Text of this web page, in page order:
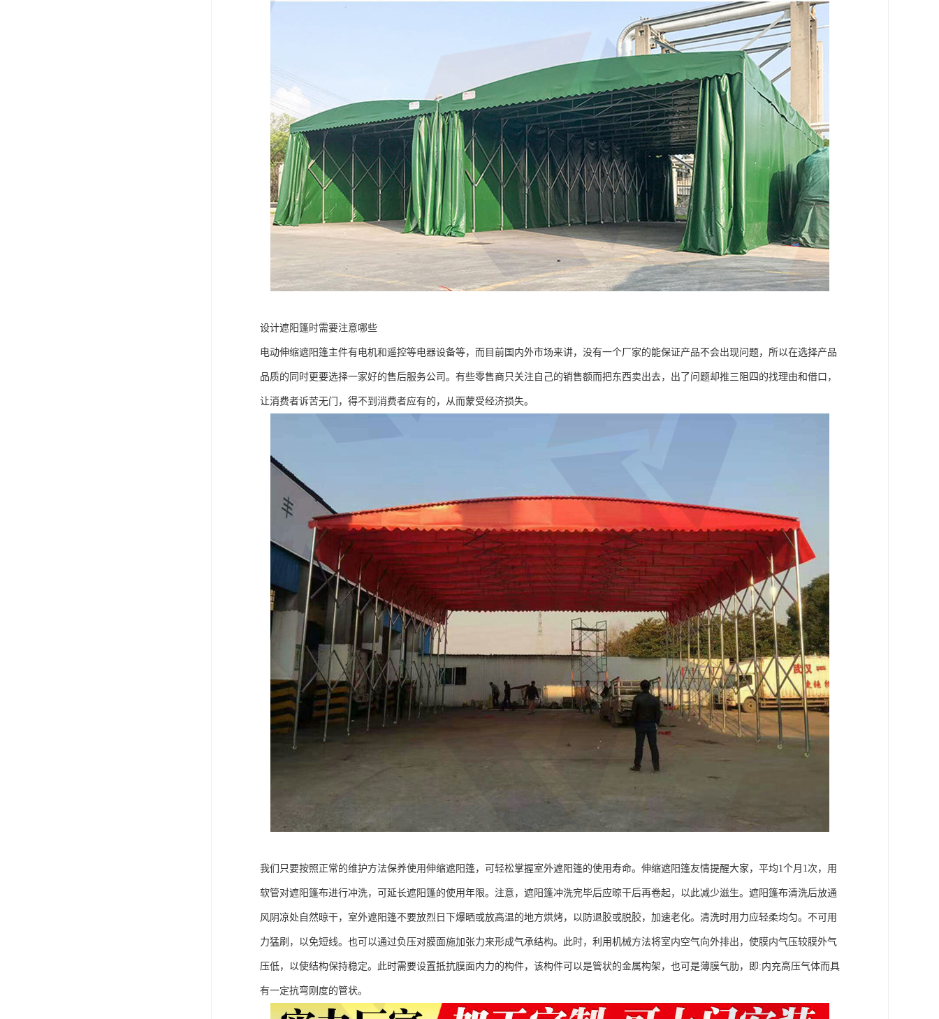
设计遮阳篷时需要注意哪些
电动伸缩遮阳篷主件有电机和遥控等电器设备等，而目前国内外市场来讲，没有一个厂家的能保证产品不会出现问题，所以在选择产品
品质的同时更要选择一家好的售后服务公司。有些零售商只关注自己的销售额而把东西卖出去，出了问题却推三阻四的找理由和借口，
让消费者诉苦无门，得不到消费者应有的，从而蒙受经济损失。
我们只要按照正常的维护方法保养使用伸缩遮阳篷，可轻松掌握室外遮阳篷的使用寿命。伸缩遮阳篷友情提醒大家，平均1个月1次，用
软管对遮阳篷布进行冲洗，可延长遮阳篷的使用年限。注意，遮阳篷冲洗完毕后应晾干后再卷起，以此减少滋生。遮阳篷布清洗后放通
风阴凉处自然晾干，室外遮阳篷不要放烈日下爆晒或放高温的地方烘烤，以防退胶或脱胶，加速老化。清洗时用力应轻柔均匀。不可用
力猛刷，以免短线。也可以通过负压对膜面施加张力来形成气承结构。此时，利用机械方法将室内空气向外排出，使膜内气压较膜外气
压低，以使结构保持稳定。此时需要设置抵抗膜面内力的构件，该构件可以是管状的金属构架，也可是薄膜气肋，即:内充高压气体而具
有一定抗弯刚度的管状。